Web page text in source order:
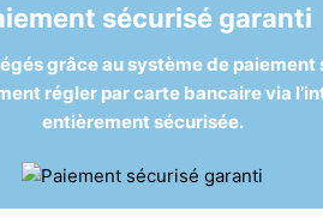
sécurisé garanti
grâce au système de paiement
régler par carte bancaire via
entièrement sécurisée.